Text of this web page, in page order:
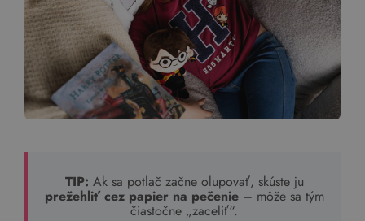
TIP: Ak sa potlač začne olupovať, skúste ju
prežehliť cez papier na pečenie– môže sa tým
čiastočne „zaceliť“.